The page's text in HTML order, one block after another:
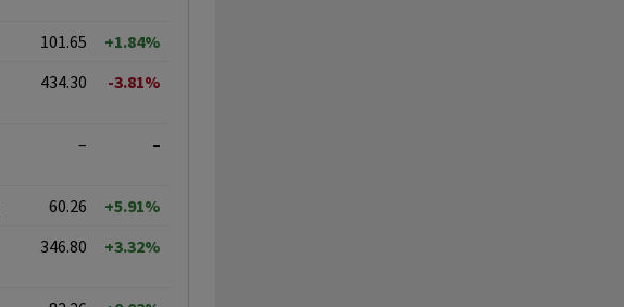
101.65
+1.84%
434.30 -3.81%
– –
60.26
+5.91%
346.80 +3.32%